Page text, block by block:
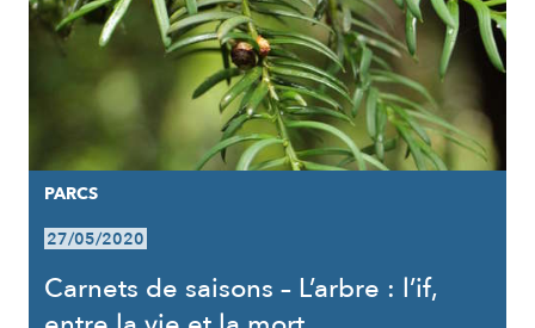
PARCS
27/05/2020
Carnets de saisons – L’arbre : l’if,